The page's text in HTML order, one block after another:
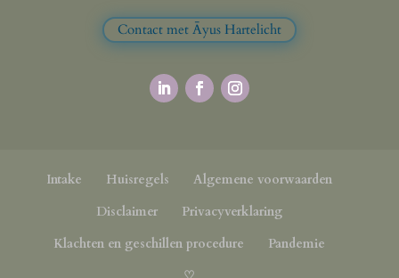
Contact met Āyus Hartelicht
Intake Huisregels
Algemene voorwaarden
Disclaimer
Privacyverklaring
Klachten en geschillen procedure
Pandemie